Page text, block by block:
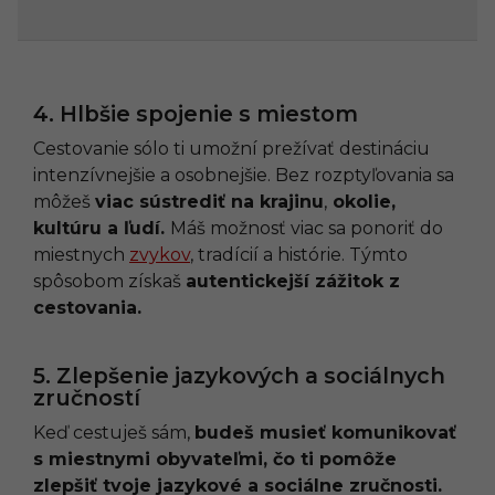
4. Hlbšie spojenie s miestom
Cestovanie sólo ti umožní prežívať destináciu
intenzívnejšie a osobnejšie. Bez rozptyľovania sa
môžeš viac sústrediť na krajinu, okolie,
kultúru a ľudí. Máš možnosť viac sa ponoriť do
miestnych zvykov, tradícií a histórie. Týmto
spôsobom získaš autentickejší zážitok z
cestovania.
5. Zlepšenie jazykových a sociálnych
zručností
Keď cestuješ sám, budeš musieť komunikovať
s miestnymi obyvateľmi, čo ti pomôže
zlepšiť tvoje jazykové a sociálne zručnosti.